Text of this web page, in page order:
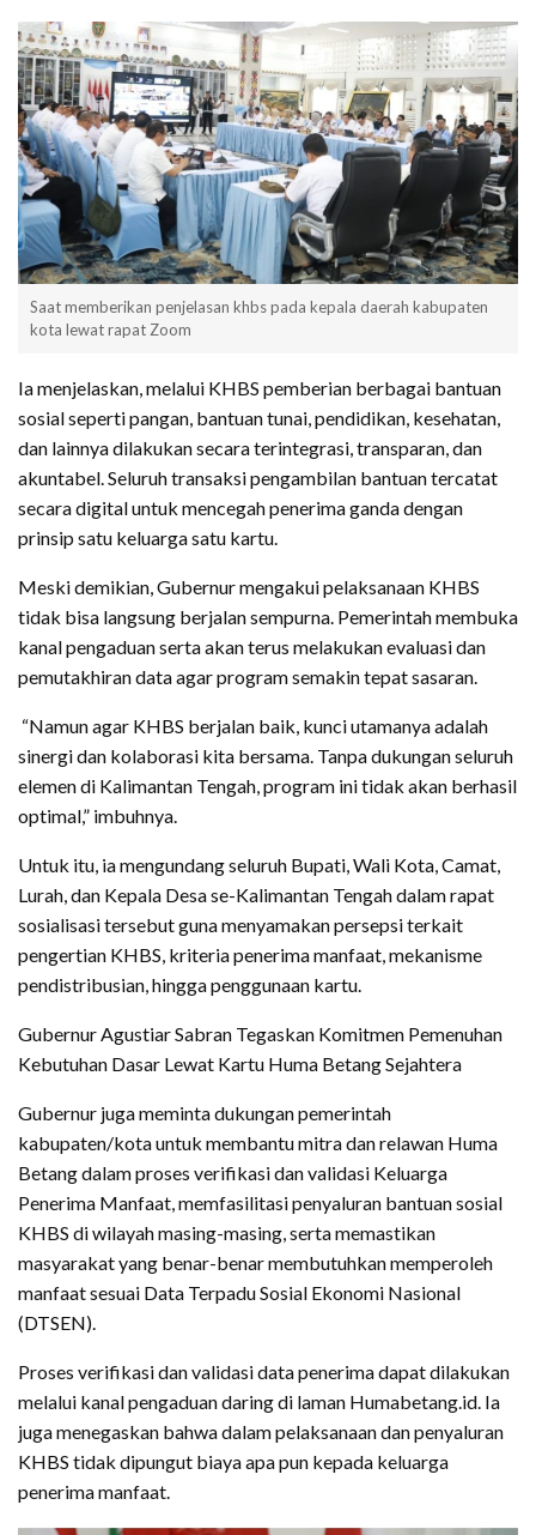
Saat memberikan penjelasan khbs pada kepala daerah kabupaten
kota lewat rapat Zoom
Ia menjelaskan, melalui KHBS pemberian berbagai bantuan
sosial seperti pangan, bantuan tunai, pendidikan, kesehatan,
dan lainnya dilakukan secara terintegrasi, transparan, dan
akuntabel. Seluruh transaksi pengambilan bantuan tercatat
secara digital untuk mencegah penerima ganda dengan
prinsip satu keluarga satu kartu.
Meski demikian, Gubernur mengakui pelaksanaan KHBS
tidak bisa langsung berjalan sempurna. Pemerintah membuka
kanal pengaduan serta akan terus melakukan evaluasi dan
pemutakhiran data agar program semakin tepat sasaran.
“Namun agar KHBS berjalan baik, kunci utamanya adalah
sinergi dan kolaborasi kita bersama. Tanpa dukungan seluruh
elemen di Kalimantan Tengah, program ini tidak akan berhasil
optimal,” imbuhnya.
Untuk itu, ia mengundang seluruh Bupati, Wali Kota, Camat,
Lurah, dan Kepala Desa se-Kalimantan Tengah dalam rapat
sosialisasi tersebut guna menyamakan persepsi terkait
pengertian KHBS, kriteria penerima manfaat, mekanisme
pendistribusian, hingga penggunaan kartu.
Gubernur Agustiar Sabran Tegaskan Komitmen Pemenuhan
Kebutuhan Dasar Lewat Kartu Huma Betang Sejahtera
Gubernur juga meminta dukungan pemerintah
kabupaten/kota untuk membantu mitra dan relawan Huma
Betang dalam proses verifikasi dan validasi Keluarga
Penerima Manfaat, memfasilitasi penyaluran bantuan sosial
KHBS di wilayah masing-masing, serta memastikan
masyarakat yang benar-benar membutuhkan memperoleh
manfaat sesuai Data Terpadu Sosial Ekonomi Nasional
(DTSEN).
Proses verifikasi dan validasi data penerima dapat dilakukan
melalui kanal pengaduan daring di laman Humabetang.id. Ia
juga menegaskan bahwa dalam pelaksanaan dan penyaluran
KHBS tidak dipungut biaya apa pun kepada keluarga
penerima manfaat.